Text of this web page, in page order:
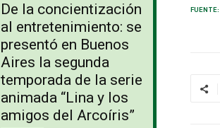
De la concientización
al entretenimiento: se
presentó en Buenos
Aires la segunda
temporada de la serie
animada “Lina y los
amigos del Arcoíris”